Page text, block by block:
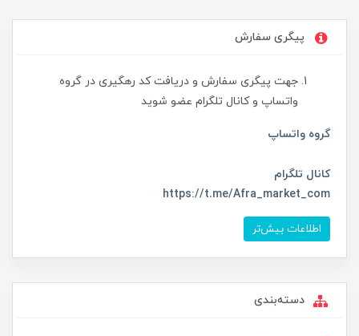
پیگری سفارش
جهت پیگری سفارش و دریافت کد رهگیری در گروه
واتساپ و کانال تلگرام عضو شوید
گروه واتساپ
کانال تلگرام
https://t.me/Afra_market_com
اطلاعات بیش‌تر
دسته‌بندی